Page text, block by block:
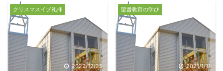
ス ・イエスは洗礼者ヨ
ハネから洗礼を受けられ
た。ヨハネはイエスの師
であった。イエスは受洗
後も、故郷には戻られ
ず、ヨハネの下で学びを
クリスマスイブ礼拝
2022/12/25
聖書教育の学び
2021/1/11